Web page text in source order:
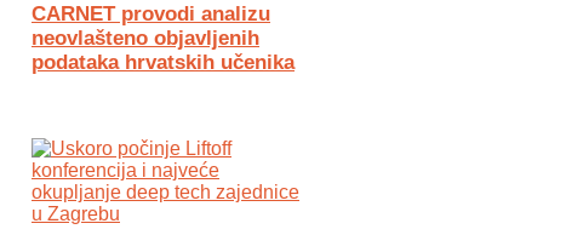
CARNET provodi analizu
neovlašteno objavljenih
podataka hrvatskih učenika